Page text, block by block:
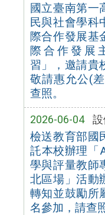
國立臺南第一
民與社會學科
際合作發展基
際合作發展
習」，邀請貴
敬請惠允公(
查照。
2026-06-04
檢送教育部國
託本校辦理「
學與評量教師
北區場」活動
轉知並鼓勵所
名參加，請查照